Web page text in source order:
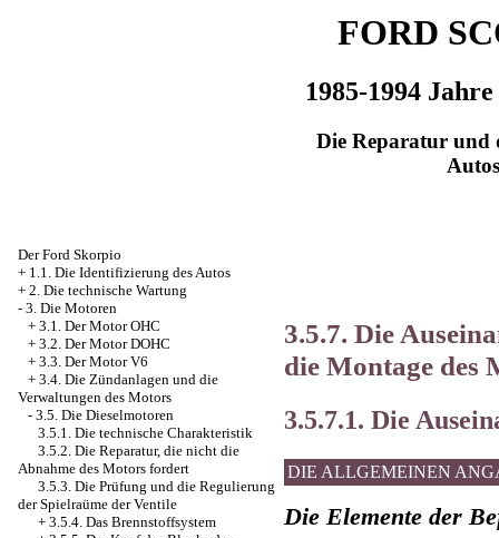
FORD
1985-1994
Die Reparatur und
Autos
Der Ford Skorpio
+ 1.1. Die Identifizierung des Autos
+ 2. Die technische Wartung
- 3. Die Motoren
+ 3.1. Der Motor OHC
+ 3.2. Der Motor DOHC
+ 3.3. Der Motor V6
+ 3.4. Die Zündanlagen und die
Verwaltungen des Motors
- 3.5. Die Dieselmotoren
3.5.1. Die technische Charakteristik
3.5.2. Die Reparatur, die nicht die
Abnahme des Motors fordert
3.5.3. Die Prüfung und die Regulierung
der Spielraüme der Ventile
+ 3.5.4. Das Brennstoffsystem
3.5.7. Die
die Montage des
3.5.7.1. Die
DIE ALLGEMEINEN
Die Elemente der